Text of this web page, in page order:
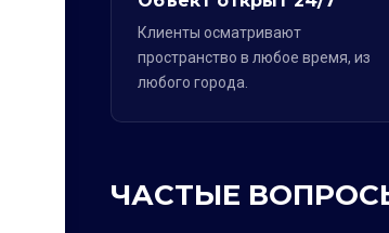
Клиенты осматривают
пространство в любое время, из
любого города.
ЧАСТЫЕ